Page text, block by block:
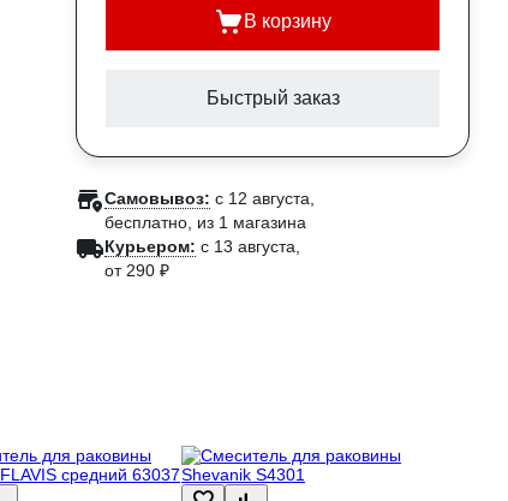
В корзину
Быстрый заказ
Самовывоз: c 12 августа,
бесплатно , из 1 магазина
Курьером: c 13 августа,
от 290 ₽